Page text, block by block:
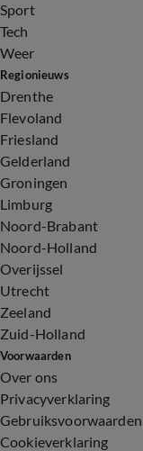
Sport
Tech
Weer
Regionieuws
Drenthe
Flevoland
Friesland
Gelderland
Groningen
Limburg
Noord-Brabant
Noord-Holland
Overijssel
Utrecht
Zeeland
Zuid-Holland
Voorwaarden
Over ons
Privacyverklaring
Gebruiksvoorwaarden
Cookieverklaring